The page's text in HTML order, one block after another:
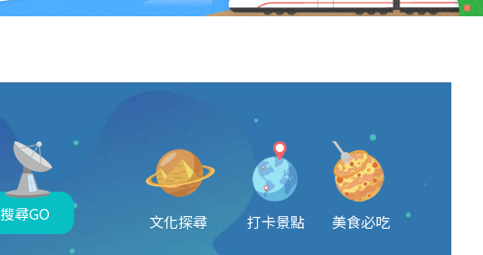
搜尋GO 文化探尋 打卡景點 美食必吃